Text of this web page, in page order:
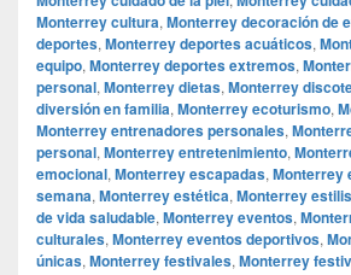
Monterrey cultura, Monterrey decoración de
deportes, Monterrey deportes acuáticos,
equipo, Monterrey deportes extremos,
personal, Monterrey dietas, Monterrey
diversión en familia, Monterrey ecoturismo,
Monterrey entrenadores personales,
personal, Monterrey entretenimiento,
emocional, Monterrey escapadas, Monterrey
semana, Monterrey estética, Monterrey
de vida saludable, Monterrey eventos,
culturales, Monterrey eventos deportivos,
únicas, Monterrey festivales, Monterrey